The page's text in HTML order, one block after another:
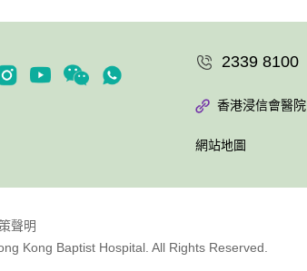
2339 8100
香港浸信會醫院
網站地圖
Kong Baptist Hospital. All Rights Reserved.
聲明